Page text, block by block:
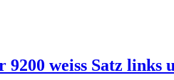
weiss Satz links